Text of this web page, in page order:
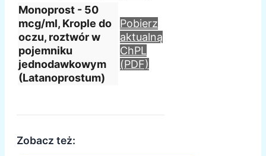
Monoprost - 50
mcg/ml, Krople do
oczu, roztwór w
pojemniku
jednodawkowym
(Latanoprostum)
Pobierz
aktualną
ChPL
(PDF)
Zobacz też: